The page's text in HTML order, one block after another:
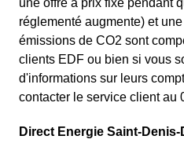
une offre à prix fixe pendant
réglementé augmente) et
émissions de CO2 sont
clients EDF ou bien si vous
d'informations sur leurs
contacter le service client au
Direct Energie Saint-